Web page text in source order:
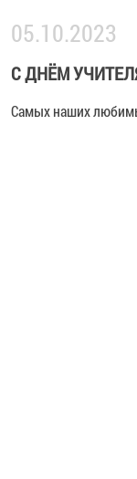
05.10.2023
C ДНЁМ
Самых наших